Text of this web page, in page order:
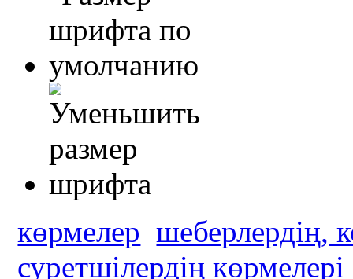
көрмелер шеберлердің,
суретшілердің көрмелері